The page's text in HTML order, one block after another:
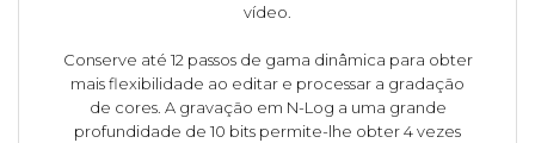
vídeo.
Conserve até 12 passos de gama dinâmica para obter
mais flexibilidade ao editar e processar a gradação
de cores. A gravação em N-Log a uma grande
profundidade de 10 bits permite-lhe obter 4 vezes